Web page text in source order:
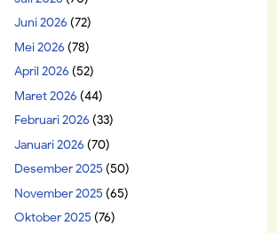
Juni 2026 (72)
Mei 2026 (78)
April 2026 (52)
Maret 2026 (44)
Februari 2026 (33)
Januari 2026 (70)
Desember 2025 (50)
November 2025 (65)
Oktober 2025 (76)